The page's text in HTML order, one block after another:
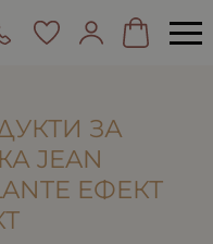
ЗА
JEAN
ЕФЕКТ